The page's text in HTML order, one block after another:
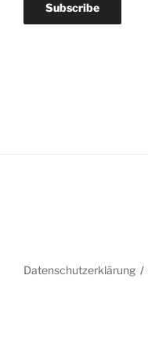
Datenschutzerklärung